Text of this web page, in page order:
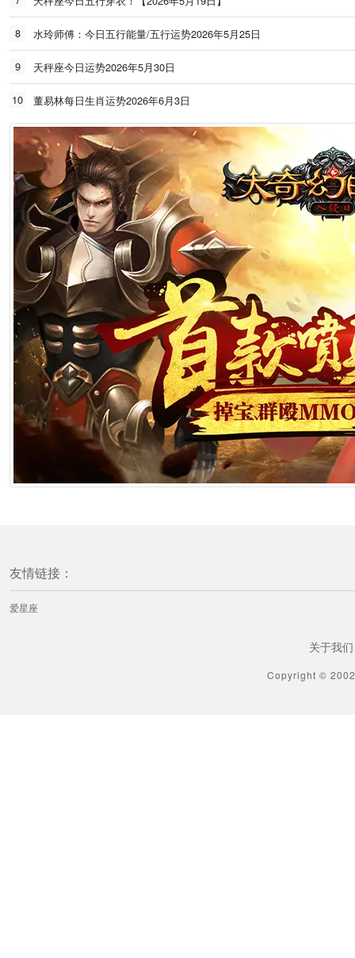
8 水玲师傅：今日五行能量/五行运势2026年5月25日
9 天秤座今日运势2026年5月30日
10 董易林每日生肖运势2026年6月3日
友情链接：
爱星座
关于我们
Copyright ©